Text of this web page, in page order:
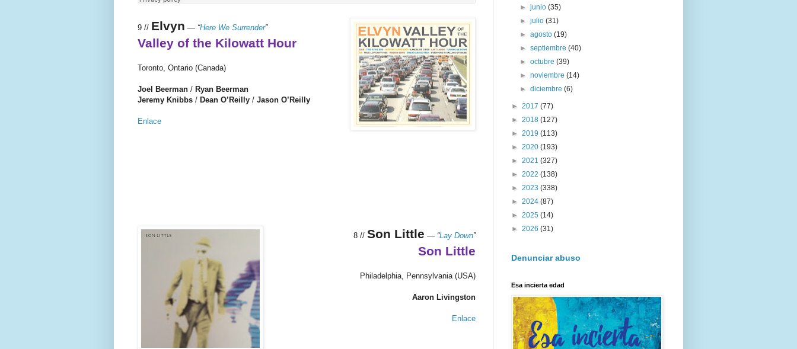
9 // Elvyn — “Here We Surrender”
Valley of the Kilowatt Hour
Toronto, Ontario (Canada)
Joel Beerman / Ryan Beerman
Jeremy Knibbs / Dean O’Reilly / Jason O’Reilly
Enlace
8 // Son Little — “Lay Down”
Son Little
Philadelphia, Pennsylvania (USA)
Aaron Livingston
Enlace
►junio(35)
►julio(31)
►agosto(19)
►septiembre(40)
►octubre(39)
►noviembre(14)
►diciembre(6)
► 2017 (77)
► 2018 (127)
► 2019 (113)
► 2020 (193)
► 2021 (327)
► 2022 (138)
► 2023 (338)
► 2024 (87)
► 2025 (14)
► 2026 (31)
Denunciar abuso
Esa incierta edad